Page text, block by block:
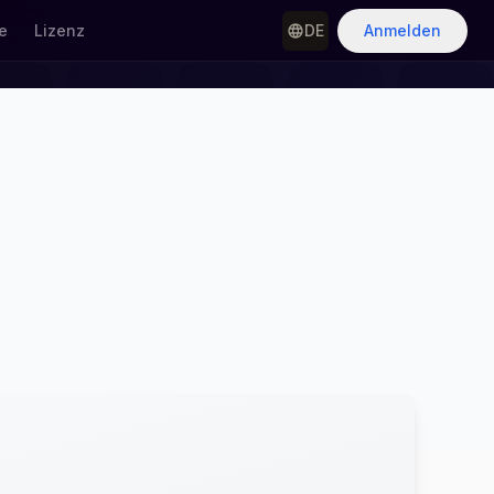
Lizenz DE Anmelden